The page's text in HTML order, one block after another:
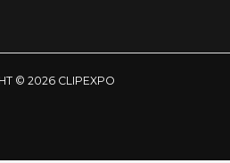
© 2026 CLIPEXPO